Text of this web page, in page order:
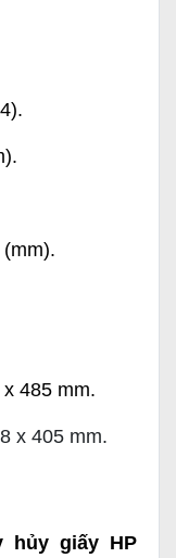
485 mm.
x 405 mm.
hủy giấy HP